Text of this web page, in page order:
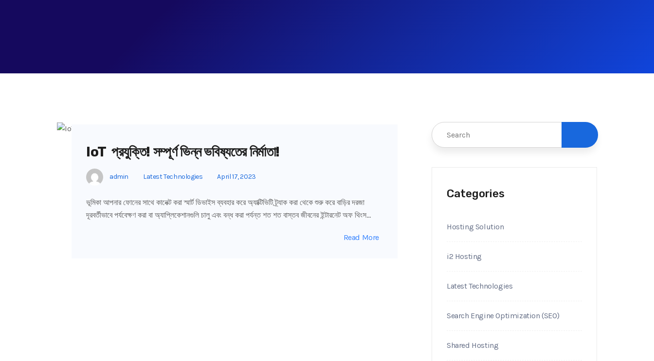
IoT প্রযুক্তি! সম্পূর্ণ ভিন্ন ভবিষ্যতের নির্মাতা!
admin Latest Technologies April 17, 2023
ভূমিকা আপনার ফোনের সাথে কানেক্ট করা স্মার্ট ডিভাইস ব্যবহার করে অ্যাক্টিভিটি ট্র্যাক করা থেকে শুরু করে বাড়ির দরজা
দূরবর্তীভাবে পর্যবেক্ষণ করা বা অ্যাপ্লিকেশানগুলি চালু এবং বন্ধ করা পর্যন্ত শত শত বাস্তব জীবনের ইন্টারনেট অফ থিংস…
Read More
Categories
Hosting Solution
i2 Hosting
Latest Technologies
Search Engine Optimization (SEO)
Shared Hosting